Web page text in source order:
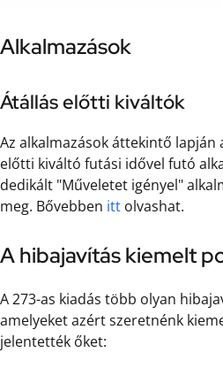
Alkalmazások
Átállás előtti kiváltók
Az alkalmazások áttekintő
előtti kiváltó futási idővel futó
dedikált "Műveletet igényel"
meg. Bővebben itt olvashat.
A hibajavítás kiemelt
A 273-as kiadás több olyan
amelyeket azért szeretnénk
jelentették őket: